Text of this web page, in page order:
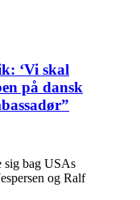
‘Vi skal
på dansk
sig bag USAs
og Ralf